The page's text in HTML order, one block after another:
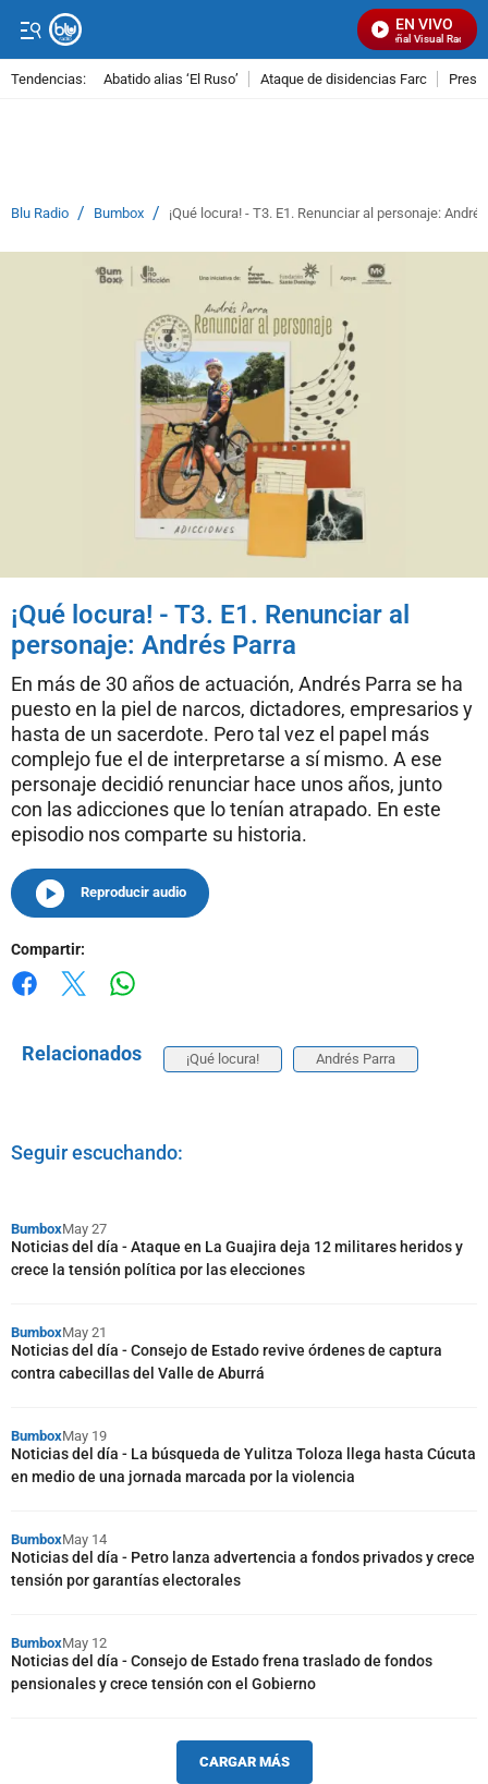
EN VIVO
Señal Visual Radio
Tendencias: Abatido alias ‘El Ruso’ Ataque de disidencias Farc
Blu Radio / Bumbox / ¡Qué locura! - T3. E1. Renunciar al personaje:
¡Qué locura! - T3. E1. Renunciar al
personaje: Andrés Parra
En más de 30 años de actuación, Andrés Parra se ha
puesto en la piel de narcos, dictadores, empresarios y
hasta de un sacerdote. Pero tal vez el papel más
complejo fue el de interpretarse a sí mismo. A ese
personaje decidió renunciar hace unos años, junto
con las adicciones que lo tenían atrapado. En este
episodio nos comparte su historia.
Reproducir audio
Compartir:
Relacionados ¡Qué locura! Andrés Parra
Seguir escuchando:
BumboxMay 27
Noticias del día - Ataque en La Guajira deja 12 militares heridos y
crece la tensión política por las elecciones
BumboxMay 21
Noticias del día - Consejo de Estado revive órdenes de captura
contra cabecillas del Valle de Aburrá
BumboxMay 19
Noticias del día - La búsqueda de Yulitza Toloza llega hasta Cúcuta
en medio de una jornada marcada por la violencia
BumboxMay 14
Noticias del día - Petro lanza advertencia a fondos privados y crece
tensión por garantías electorales
BumboxMay 12
Noticias del día - Consejo de Estado frena traslado de fondos
pensionales y crece tensión con el Gobierno
CARGAR MÁS